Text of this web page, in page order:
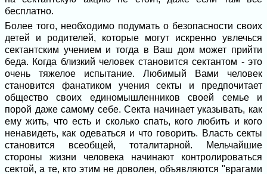
бесплатно.
Более того, необходимо подумать о безопасности своих
детей и родителей, которые могут искренно увлечься
сектантским учением и тогда в Ваш дом может прийти
беда. Когда близкий человек становится сектантом - это
очень тяжелое испытание. Любимый Вами человек
становится фанатиком учения секты и предпочитает
общество своих единомышленников своей семье и
порой даже самому себе. Секта начинает указывать, как
ему жить, что есть и сколько спать, кого любить и кого
ненавидеть, как одеваться и что говорить. Власть секты
становится всеобщей, тоталитарной. Мельчайшие
стороны жизни человека начинают контролироваться
сектой, а те, кто этим не доволен, объявляются "врагами